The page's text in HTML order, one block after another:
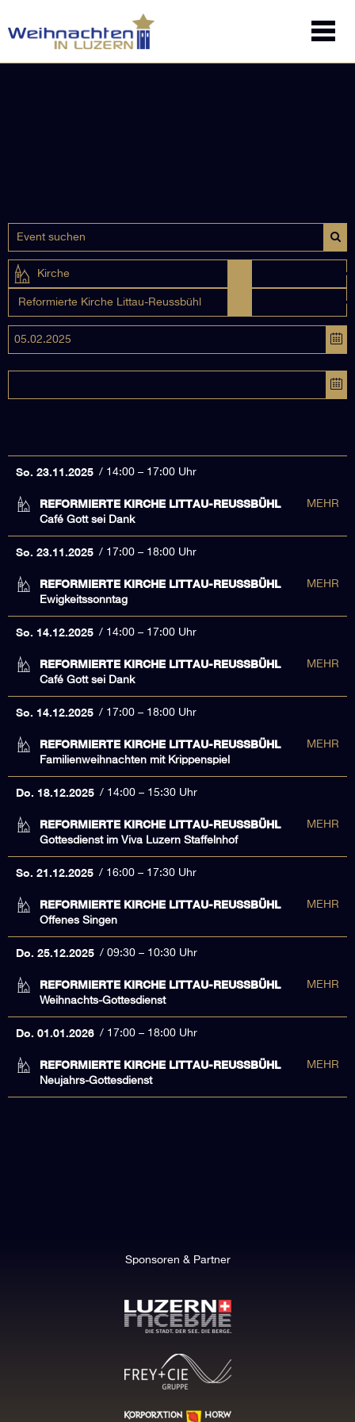
Kirche
Reformierte Kirche Littau-Reussbühl
So. 23.11.2025 14:00 – 17:00 Uhr
REFORMIERTE KIRCHE LITTAU-REUSSBÜHL
Café Gott sei Dank
MEHR
So. 23.11.2025 17:00 – 18:00 Uhr
REFORMIERTE KIRCHE LITTAU-REUSSBÜHL
Ewigkeitssonntag
MEHR
So. 14.12.2025 14:00 – 17:00 Uhr
REFORMIERTE KIRCHE LITTAU-REUSSBÜHL
Café Gott sei Dank
MEHR
So. 14.12.2025 17:00 – 18:00 Uhr
REFORMIERTE KIRCHE LITTAU-REUSSBÜHL
Familienweihnachten mit Krippenspiel
MEHR
Do. 18.12.2025 14:00 – 15:30 Uhr
REFORMIERTE KIRCHE LITTAU-REUSSBÜHL
Gottesdienst im Viva Luzern Staffelnhof
MEHR
So. 21.12.2025 16:00 – 17:30 Uhr
REFORMIERTE KIRCHE LITTAU-REUSSBÜHL
Offenes Singen
MEHR
Do. 25.12.2025 09:30 – 10:30 Uhr
REFORMIERTE KIRCHE LITTAU-REUSSBÜHL
Weihnachts-Gottesdienst
MEHR
Do. 01.01.2026 17:00 – 18:00 Uhr
REFORMIERTE KIRCHE LITTAU-REUSSBÜHL
Neujahrs-Gottesdienst
MEHR
Sponsoren & Partner